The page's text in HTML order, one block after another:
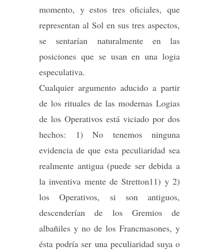
momento, y estos tres oficiales, que
representan al Sol en sus tres aspectos,
se sentarían naturalmente en las
posiciones que se usan en una logia
especulativa.
Cualquier argumento aducido a partir
de los rituales de las modernas Logias
de los Operativos está viciado por dos
hechos: 1) No tenemos ninguna
evidencia de que esta peculiaridad sea
realmente antigua (puede ser debida a
la inventiva mente de Stretton11) y 2)
los Operativos, si son antiguos,
descenderían de los Gremios de
albañiles y no de los Francmasones, y
ésta podría ser una peculiaridad suya o